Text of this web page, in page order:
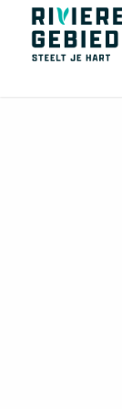
Rivierenland
website